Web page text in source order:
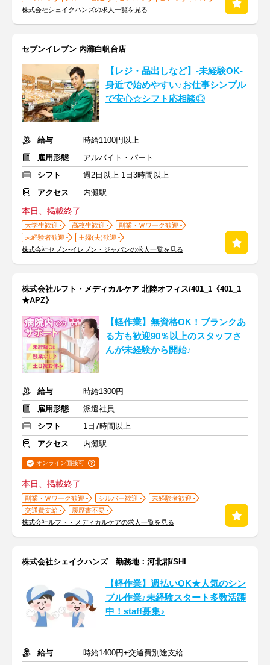
株式会社シェイクハンズの求人一覧を見る
セブンイレブン 内灘白帆台店
【レジ・品出しなど】-未経験OK-
身近で始めやすい♪お仕事シンプル
で安心☆シフト応相談◎
給与
時給1100円以上
雇用形態
アルバイト・パート
シフト
週2日以上 1日3時間以上
アクセス
内灘駅
本日、掲載終了
大学生歓迎 高校生歓迎
副業・Ｗワーク歓迎
未経験者歓迎
主婦(夫)歓迎
株式会社セブン-イレブン・ジャパンの求人一覧を見る
株式会社ルフト・メディカルケア 北陸オフィス/401_1《401_1
★APZ》
【軽作業】無資格OK！ブランクあ
る方も歓迎90％以上のスタッフさ
んが未経験から開始♪
給与
時給1300円
雇用形態
派遣社員
シフト
1日7時間以上
アクセス
内灘駅
オンライン面接可
本日、掲載終了
副業・Ｗワーク歓迎 シルバー歓迎
未経験者歓迎
交通費支給
履歴書不要
株式会社ルフト・メディカルケアの求人一覧を見る
株式会社シェイクハンズ 勤務地：河北郡/SHI
【軽作業】週払いOK★人気のシン
プル作業♪未経験スタート多数活躍
中！staff募集♪
給与
時給1400円+交通費別途支給